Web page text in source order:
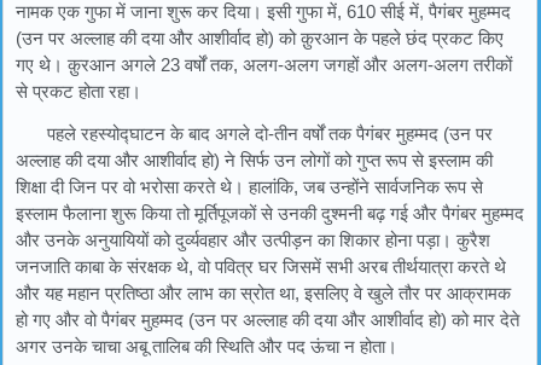
नामक एक गुफा में जाना शुरू कर दिया। इसी गुफा में, 610 सीई में, पैगंबर मुहम्मद
(उन पर अल्लाह की दया और आशीर्वाद हो) को क़ुरआन के पहले छंद प्रकट किए
गए थे। क़ुरआन अगले 23 वर्षों तक, अलग-अलग जगहों और अलग-अलग तरीकों
से प्रकट होता रहा।
पहले रहस्योद्घाटन के बाद अगले दो-तीन वर्षों तक पैगंबर मुहम्मद (उन पर
अल्लाह की दया और आशीर्वाद हो) ने सिर्फ उन लोगों को गुप्त रूप से इस्लाम की
शिक्षा दी जिन पर वो भरोसा करते थे। हालांकि, जब उन्होंने सार्वजनिक रूप से
इस्लाम फैलाना शुरू किया तो मूर्तिपूजकों से उनकी दुश्मनी बढ़ गई और पैगंबर मुहम्मद
और उनके अनुयायियों को दुर्व्यवहार और उत्पीड़न का शिकार होना पड़ा। कुरैश
जनजाति काबा के संरक्षक थे, वो पवित्र घर जिसमें सभी अरब तीर्थयात्रा करते थे
और यह महान प्रतिष्ठा और लाभ का स्रोत था, इसलिए वे खुले तौर पर आक्रामक
हो गए और वो पैगंबर मुहम्मद (उन पर अल्लाह की दया और आशीर्वाद हो) को मार देते
अगर उनके चाचा अबू तालिब की स्थिति और पद ऊंचा न होता।